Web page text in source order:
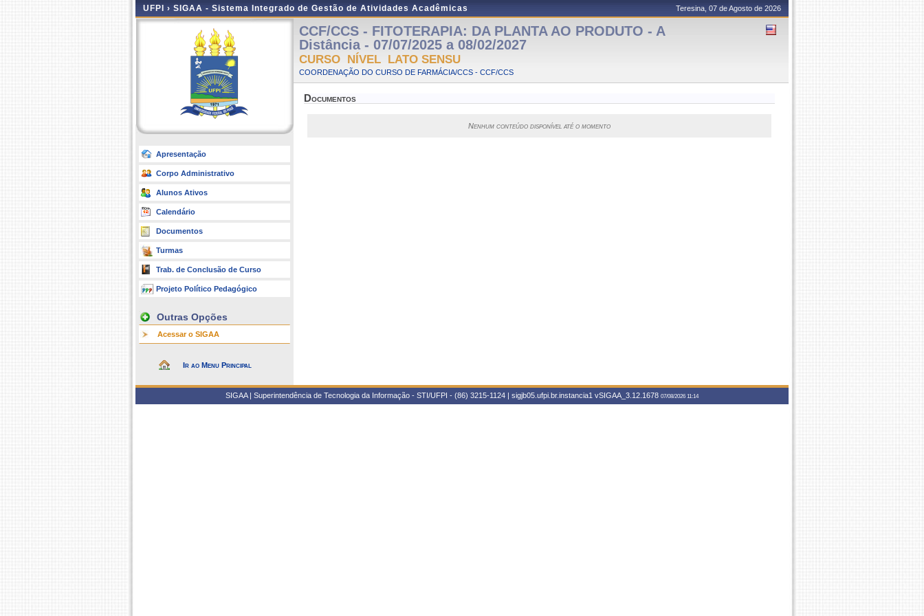
UFPI › SIGAA - Sistema Integrado de Gestão de Atividades Acadêmicas Teresina, 07 de Agosto de 2026
Apresentação
Corpo Administrativo
Alunos Ativos
Calendário
Documentos
Turmas
Trab. de Conclusão de Curso
Projeto Político Pedagógico
Outras Opções
Acessar o SIGAA
Ir ao Menu Principal
CCF/CCS - FITOTERAPIA: DA PLANTA AO PRODUTO - A
Distância - 07/07/2025 a 08/02/2027
CURSO NÍVEL LATO SENSU
COORDENAÇÃO DO CURSO DE FARMÁCIA/CCS - CCF/CCS
Documentos
Nenhum conteúdo disponível até o momento
SIGAA | Superintendência de Tecnologia da Informação - STI/UFPI - (86) 3215-1124 | sigjb05.ufpi.br.instancia1 vSIGAA_3.12.1678 07/08/2026 11:14